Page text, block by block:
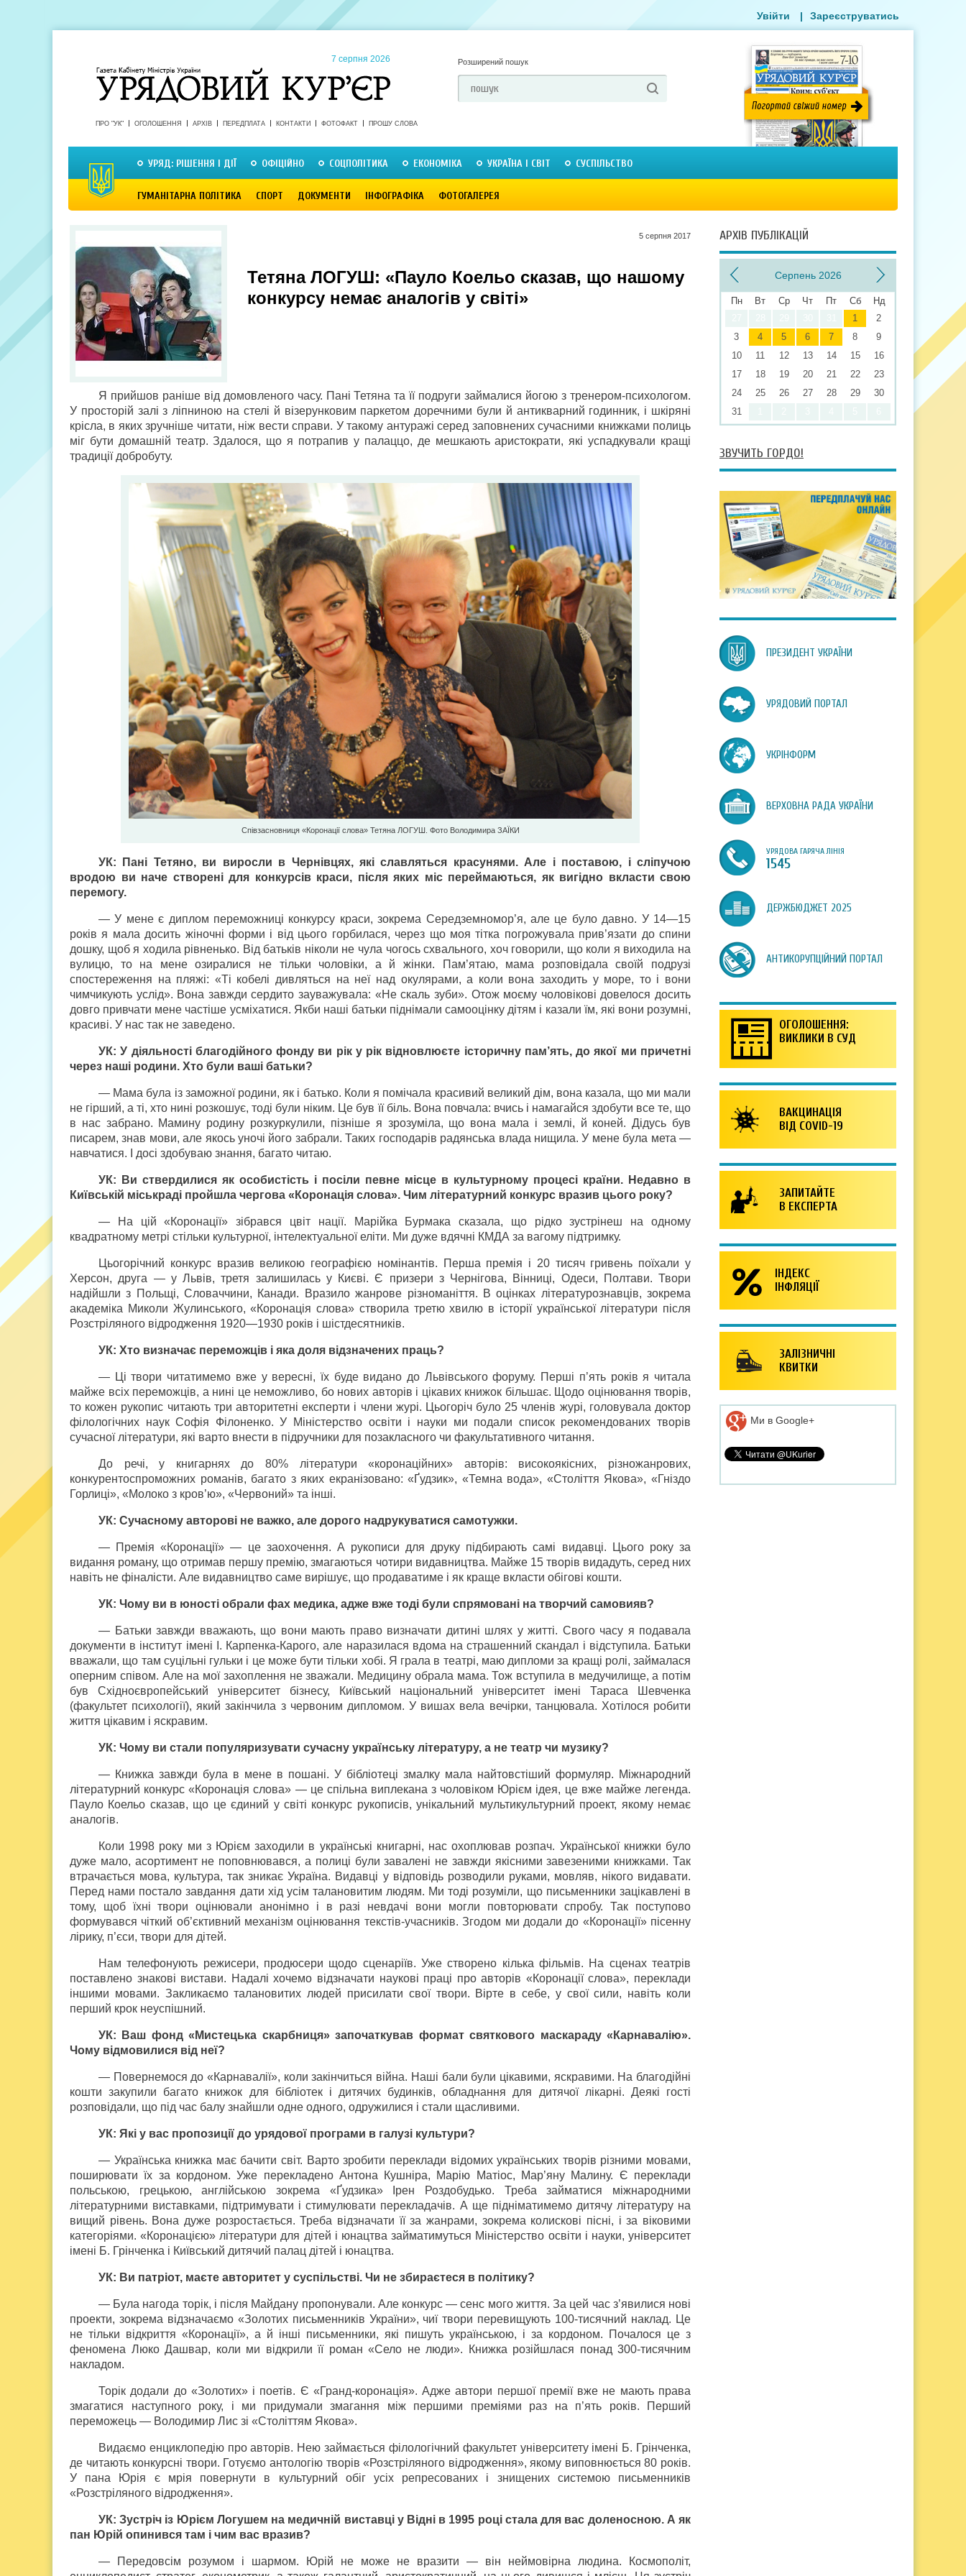
7 серпня 2026 Розширений пошук
ПРО "УК" ОГОЛОШЕННЯ АРХІВ ПЕРЕДПЛАТА КОНТАКТИ ФОТОФАКТ ПРОШУ СЛОВА
УРЯД: РІШЕННЯ І ДІЇ ОФІЦІЙНО СОЦПОЛІТИКА ЕКОНОМІКА УКРАЇНА І СВІТ СУСПІЛЬСТВО
ГУМАНІТАРНА ПОЛІТИКА СПОРТ ДОКУМЕНТИ ІНФОГРАФІКА ФОТОГАЛЕРЕЯ
Увійти | Зареєструватись
5 серпня 2017
Тетяна ЛОГУШ: «Пауло Коельо сказав, що нашому
конкурсу немає аналогів у світі»
Я прийшов раніше від домовленого часу. Пані Тетяна та її подруги займалися йогою з тренером-психологом.
У просторій залі з ліпниною на стелі й візерунковим паркетом доречними були й антикварний годинник, і шкіряні
крісла, в яких зручніше читати, ніж вести справи. У такому антуражі серед заповнених сучасними книжками полиць
міг бути домашній театр. Здалося, що я потрапив у палаццо, де мешкають аристократи, які успадкували кращі
традиції добробуту.
Співзасновниця «Коронації слова» Тетяна ЛОГУШ. Фото Володимира ЗАЇКИ
УК: Пані Тетяно, ви виросли в Чернівцях, які славляться красунями. Але і поставою, і сліпучою
вродою ви наче створені для конкурсів краси, після яких міс переймаються, як вигідно вкласти свою
перемогу.
— У мене є диплом переможниці конкурсу краси, зокрема Середземномор’я, але це було давно. У 14—15
років я мала досить жіночні форми і від цього горбилася, через що моя тітка погрожувала прив’язати до спини
дошку, щоб я ходила рівненько. Від батьків ніколи не чула чогось схвального, хоч говорили, що коли я виходила на
вулицю, то на мене озиралися не тільки чоловіки, а й жінки. Пам’ятаю, мама розповідала своїй подрузі
спостереження на пляжі: «Ті кобелі дивляться на неї над окулярами, а коли вона заходить у море, то і вони
чимчикують услід». Вона завжди сердито зауважувала: «Не скаль зуби». Отож моєму чоловікові довелося досить
довго привчати мене частіше усміхатися. Якби наші батьки піднімали самооцінку дітям і казали їм, які вони розумні,
красиві. У нас так не заведено.
УК: У діяльності благодійного фонду ви рік у рік відновлюєте історичну пам’ять, до якої ми причетні
через наші родини. Хто були ваші батьки?
— Мама була із заможної родини, як і батько. Коли я помічала красивий великий дім, вона казала, що ми мали
не гірший, а ті, хто нині розкошує, тоді були ніким. Це був її біль. Вона повчала: вчись і намагайся здобути все те, що
в нас забрано. Мамину родину розкуркулили, пізніше я зрозуміла, що вона мала і землі, й коней. Дідусь був
писарем, знав мови, але якось уночі його забрали. Таких господарів радянська влада нищила. У мене була мета —
навчатися. І досі здобуваю знання, багато читаю.
УК: Ви ствердилися як особистість і посіли певне місце в культурному процесі країни. Недавно в
Київській міськраді пройшла чергова «Коронація слова». Чим літературний конкурс вразив цього року?
— На цій «Коронації» зібрався цвіт нації. Марійка Бурмака сказала, що рідко зустрінеш на одному
квадратному метрі стільки культурної, інтелектуальної еліти. Ми дуже вдячні КМДА за вагому підтримку.
Цьогорічний конкурс вразив великою географією номінантів. Перша премія і 20 тисяч гривень поїхали у
Херсон, друга — у Львів, третя залишилась у Києві. Є призери з Чернігова, Вінниці, Одеси, Полтави. Твори
надійшли з Польщі, Словаччини, Канади. Вразило жанрове різноманіття. В оцінках літературознавців, зокрема
академіка Миколи Жулинського, «Коронація слова» створила третю хвилю в історії української літератури після
Розстріляного відродження 1920—1930 років і шістдесятників.
УК: Хто визначає переможців і яка доля відзначених праць?
— Ці твори читатимемо вже у вересні, їх буде видано до Львівського форуму. Перші п’ять років я читала
майже всіх переможців, а нині це неможливо, бо нових авторів і цікавих книжок більшає. Щодо оцінювання творів,
то кожен рукопис читають три авторитетні експерти і члени журі. Цьогоріч було 25 членів журі, головувала доктор
філологічних наук Софія Філоненко. У Міністерство освіти і науки ми подали список рекомендованих творів
сучасної літератури, які варто внести в підручники для позакласного чи факультативного читання.
До речі, у книгарнях до 80% літератури «коронаційних» авторів: високоякісних, різножанрових,
конкурентоспроможних романів, багато з яких екранізовано: «Ґудзик», «Темна вода», «Століття Якова», «Гніздо
Горлиці», «Молоко з кров’ю», «Червоний» та інші.
УК: Сучасному авторові не важко, але дорого надрукуватися самотужки.
— Премія «Коронації» — це заохочення. А рукописи для друку підбирають самі видавці. Цього року за
видання роману, що отримав першу премію, змагаються чотири видавництва. Майже 15 творів видадуть, серед них
навіть не фіналісти. Але видавництво саме вирішує, що продаватиме і як краще вкласти обігові кошти.
УК: Чому ви в юності обрали фах медика, адже вже тоді були спрямовані на творчий самовияв?
— Батьки завжди вважають, що вони мають право визначати дитині шлях у житті. Свого часу я подавала
документи в інститут імені І. Карпенка-Карого, але наразилася вдома на страшенний скандал і відступила. Батьки
вважали, що там суцільні гульки і це може бути тільки хобі. Я грала в театрі, маю дипломи за кращі ролі, займалася
оперним співом. Але на мої захоплення не зважали. Медицину обрала мама. Тож вступила в медучилище, а потім
був Східноєвропейський університет бізнесу, Київський національний університет імені Тараса Шевченка
(факультет психології), який закінчила з червоним дипломом. У вишах вела вечірки, танцювала. Хотілося робити
життя цікавим і яскравим.
УК: Чому ви стали популяризувати сучасну українську літературу, а не театр чи музику?
— Книжка завжди була в мене в пошані. У бібліотеці змалку мала найтовстіший формуляр. Міжнародний
літературний конкурс «Коронація слова» — це спільна виплекана з чоловіком Юрієм ідея, це вже майже легенда.
Пауло Коельо сказав, що це єдиний у світі конкурс рукописів, унікальний мультикультурний проект, якому немає
аналогів.
Коли 1998 року ми з Юрієм заходили в українські книгарні, нас охоплював розпач. Української книжки було
дуже мало, асортимент не поповнювався, а полиці були завалені не завжди якісними завезеними книжками. Так
втрачається мова, культура, так зникає Україна. Видавці у відповідь розводили руками, мовляв, нікого видавати.
Перед нами постало завдання дати хід усім талановитим людям. Ми тоді розуміли, що письменники зацікавлені в
тому, щоб їхні твори оцінювали анонімно і в разі невдачі вони могли повторювати спробу. Так поступово
формувався чіткий об’єктивний механізм оцінювання текстів-учасників. Згодом ми додали до «Коронації» пісенну
лірику, п’єси, твори для дітей.
Нам телефонують режисери, продюсери щодо сценаріїв. Уже створено кілька фільмів. На сценах театрів
поставлено знакові вистави. Надалі хочемо відзначати наукові праці про авторів «Коронації слова», переклади
іншими мовами. Закликаємо талановитих людей присилати свої твори. Вірте в себе, у свої сили, навіть коли
перший крок неуспішний.
УК: Ваш фонд «Мистецька скарбниця» започаткував формат святкового маскараду «Карнавалію».
Чому відмовилися від неї?
— Повернемося до «Карнавалії», коли закінчиться війна. Наші бали були цікавими, яскравими. На благодійні
кошти закупили багато книжок для бібліотек і дитячих будинків, обладнання для дитячої лікарні. Деякі гості
розповідали, що під час балу знайшли одне одного, одружилися і стали щасливими.
УК: Які у вас пропозиції до урядової програми в галузі культури?
— Українська книжка має бачити світ. Варто зробити переклади відомих українських творів різними мовами,
поширювати їх за кордоном. Уже перекладено Антона Кушніра, Марію Матіос, Мар’яну Малину. Є переклади
польською, грецькою, англійською зокрема «Ґудзика» Ірен Роздобудько. Треба займатися міжнародними
літературними виставками, підтримувати і стимулювати перекладачів. А ще підніматимемо дитячу літературу на
вищий рівень. Вона дуже розростається. Треба відзначати її за жанрами, зокрема колискові пісні, і за віковими
категоріями. «Коронацією» літератури для дітей і юнацтва займатимуться Міністерство освіти і науки, університет
імені Б. Грінченка і Київський дитячий палац дітей і юнацтва.
УК: Ви патріот, маєте авторитет у суспільстві. Чи не збираєтеся в політику?
— Була нагода торік, і після Майдану пропонували. Але конкурс — сенс мого життя. За цей час з’явилися нові
проекти, зокрема відзначаємо «Золотих письменників України», чиї твори перевищують 100-тисячний наклад. Це
не тільки відкриття «Коронації», а й інші письменники, які пишуть українською, і за кордоном. Почалося це з
феномена Люко Дашвар, коли ми відкрили її роман «Село не люди». Книжка розійшлася понад 300-тисячним
накладом.
Торік додали до «Золотих» і поетів. Є «Гранд-коронація». Адже автори першої премії вже не мають права
змагатися наступного року, і ми придумали змагання між першими преміями раз на п’ять років. Перший
переможець — Володимир Лис зі «Століттям Якова».
Видаємо енциклопедію про авторів. Нею займається філологічний факультет університету імені Б. Грінченка,
де читають конкурсні твори. Готуємо антологію творів «Розстріляного відродження», якому виповнюється 80 років.
У пана Юрія є мрія повернути в культурний обіг усіх репресованих і знищених системою письменників
«Розстріляного відродження».
УК: Зустріч із Юрієм Логушем на медичній виставці у Відні в 1995 році стала для вас доленосною. А як
пан Юрій опинився там і чим вас вразив?
— Передовсім розумом і шармом. Юрій не може не вразити — він неймовірна людина. Космополіт,
АРХІВ ПУБЛІКАЦІЙ
Серпень 2026
Пн Вт Ср Чт Пт Сб
Нд
1
2
3
4 5 6 7 8
9
10
11 12 13 14 15
16
17
18 19 20 21 22
23
24
25 26 27 28 29
30
31
ЗВУЧИТЬ ГОРДО!
ПРЕЗИДЕНТ УКРАЇНИ
УРЯДОВИЙ ПОРТАЛ
УКРІНФОРМ
ВЕРХОВНА РАДА УКРАЇНИ
УРЯДОВА ГАРЯЧА ЛІНІЯ
1545
ДЕРЖБЮДЖЕТ 2025
АНТИКОРУПЦІЙНИЙ ПОРТАЛ
ОГОЛОШЕННЯ:
ВИКЛИКИ В СУД
ВАКЦИНАЦІЯ
ВІД COVID-19
ЗАПИТАЙТЕ
В ЕКСПЕРТА
ІНДЕКС
ІНФЛЯЦІЇ
ЗАЛІЗНИЧНІ
КВИТКИ
Ми в Google+